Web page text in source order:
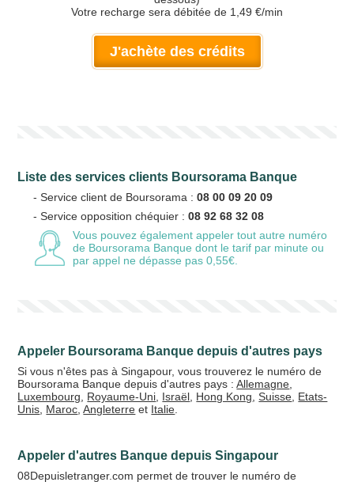
Votre recharge sera débitée de 1,49 €/min
J'achète des crédits
Vos crédits
+5% de bonus
Liste des services clients Boursorama Banque
- Service client de Boursorama :08 00 09 20 09
- Service opposition chéquier :08 92 68 32 08
Vous pouvez également appeler tout autre numéro
de Boursorama Banque dont le tarif par minute ou
par appel ne dépasse pas 0,55€.
Appeler Boursorama Banque depuis d'autres pays
Si vous n'êtes pas à Singapour, vous trouverez le numéro de
Boursorama Banque depuis d'autres pays :Allemagne
Luxembourg
Royaume-Uni Israël Hong Kong ,Suisse Etats-
Unis Maroc ,Angleterre et Italie
Appeler d'autres Banque depuis Singapour
08Depuisletranger.com permet de trouver le numéro de